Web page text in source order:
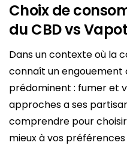
Choix de
du CBD vs
Dans un contexte où la
connaît un engouement
prédominent : fumer et
approches a ses
comprendre pour
mieux à vos